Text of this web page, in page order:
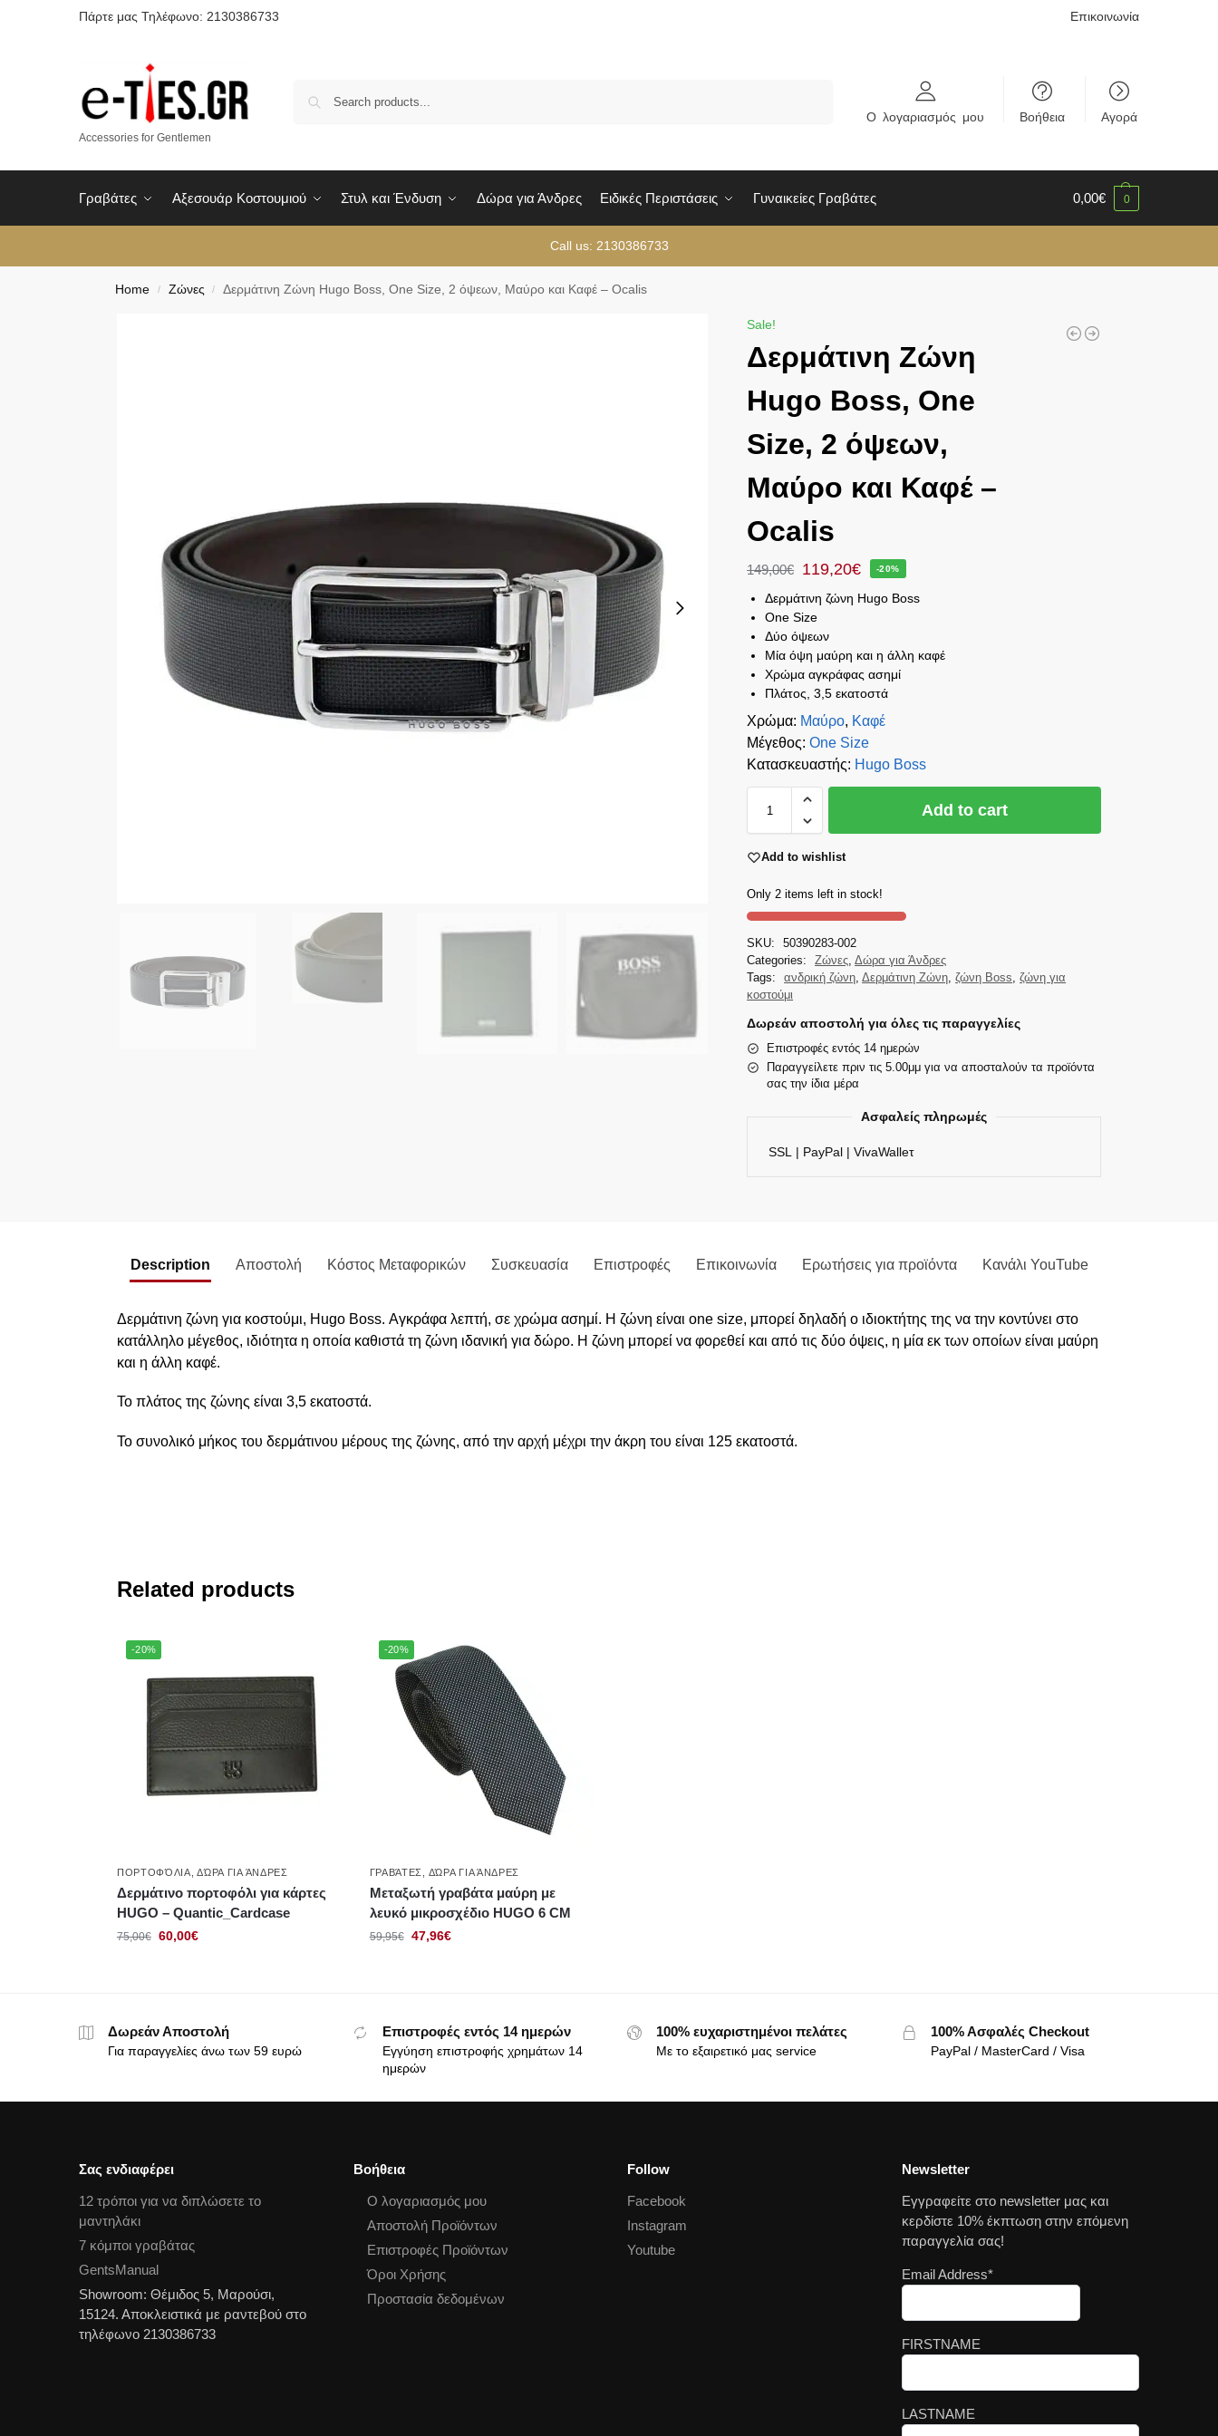
Πάρτε μας Τηλέφωνο: 2130386733 Επικοινωνία
Accessories for Gentlemen
Ο λογαριασμός μου Βοήθεια Αγορά
Γραβάτες Αξεσουάρ Κοστουμιού Στυλ και Ένδυση Δώρα για Άνδρες Ειδικές Περιστάσεις Γυναικείες Γραβάτες 0,00€ 0
Call us: 2130386733
Home / Ζώνες / Δερμάτινη Ζώνη Hugo Boss, One Size, 2 όψεων, Μαύρο και Καφέ – Ocalis
Sale!
Δερμάτινη Ζώνη
Hugo Boss, One
Size, 2 όψεων,
Μαύρο και Καφέ –
Ocalis
149,00€ 119,20€ -20%
Δερμάτινη ζώνη Hugo Boss
One Size
Δύο όψεων
Μία όψη μαύρη και η άλλη καφέ
Χρώμα αγκράφας ασημί
Πλάτος, 3,5 εκατοστά
Χρώμα: Μαύρο, Καφέ
Μέγεθος:One Size
Κατασκευαστής: Hugo Boss
Add to cart
Add to wishlist
Only 2 items left in stock!
SKU:
50390283-002
Categories:
Ζώνες ,Δώρα για Άνδρες
Tags:
ανδρική ζώνη ,Δερμάτινη Ζώνη ,ζώνη Boss ,ζώνη για
κοστούμι
Δωρεάν αποστολή για όλες τις παραγγελίες
Επιστροφές εντός 14 ημερών
Παραγγείλετε πριν τις 5.00μμ για να αποσταλούν τα προϊόντα
σας την ίδια μέρα
Ασφαλείς πληρωμές
SSL | PayPal | VivaWalleτ
Description Αποστολή Κόστος Μεταφορικών Συσκευασία Επιστροφές Επικοινωνία Ερωτήσεις για προϊόντα Κανάλι YouTube
Δερμάτινη ζώνη για κοστούμι, Hugo Boss. Αγκράφα λεπτή, σε χρώμα ασημί. Η ζώνη είναι one size, μπορεί δηλαδή ο ιδιοκτήτης της να την κοντύνει στο
κατάλληλο μέγεθος, ιδιότητα η οποία καθιστά τη ζώνη ιδανική για δώρο. Η ζώνη μπορεί να φορεθεί και από τις δύο όψεις, η μία εκ των οποίων είναι μαύρη
και η άλλη καφέ.
Το πλάτος της ζώνης είναι 3,5 εκατοστά.
Το συνολικό μήκος του δερμάτινου μέρους της ζώνης, από την αρχή μέχρι την άκρη του είναι 125 εκατοστά.
Related products
-20%
ΠΟΡΤΟΦΌΛΙΑ ,ΔΏΡΑ ΓΙΑ ΆΝΔΡΕΣ
Δερμάτινο πορτοφόλι για κάρτες
HUGO – Quantic_Cardcase
75,00€ 60,00€
-20%
ΓΡΑΒΆΤΕΣ ΔΏΡΑ ΓΙΑ ΆΝΔΡΕΣ
Μεταξωτή γραβάτα μαύρη με
λευκό μικροσχέδιο HUGO 6 CΜ
59,95€ 47,96€
Δωρεάν Αποστολή
Για παραγγελίες άνω των 59 ευρώ
Επιστροφές εντός 14 ημερών
Εγγύηση επιστροφής χρημάτων 14
ημερών
100% ευχαριστημένοι πελάτες
Με το εξαιρετικό μας service
100% Ασφαλές Checkout
PayPal / MasterCard / Visa
Σας ενδιαφέρει
12 τρόποι για να διπλώσετε το
μαντηλάκι
7 κόμποι γραβάτας
GentsManual
Showroom: Θέμιδος 5, Μαρούσι,
15124. Αποκλειστικά με ραντεβού στο
τηλέφωνο 2130386733
Βοήθεια
Ο λογαριασμός μου
Αποστολή Προϊόντων
Επιστροφές Προϊόντων
Όροι Χρήσης
Προστασία δεδομένων
Follow
Facebook
Instagram
Youtube
Newsletter
Εγγραφείτε στο newsletter μας και
κερδίστε 10% έκπτωση στην επόμενη
παραγγελία σας!
Email Address*
FIRSTNAME
LASTNAME